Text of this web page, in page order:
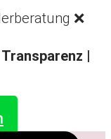
❌
|